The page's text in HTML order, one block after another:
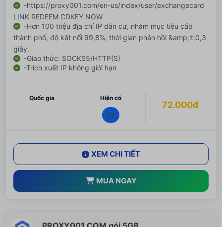
-https://proxy001.com/en-us/index/user/exchangecard
LINK REDEEM CDKEY NOW
-Hơn 100 triệu địa chỉ IP dân cư, nhắm mục tiêu cấp
thành phố, độ kết nối 99,8%, thời gian phản hồi &amp;lt;0,3
giây.
-Giao thức: SOCKS5/HTTP(S)
-Trích xuất IP không giới hạn
Quốc gia Hiện có
27
72.000đ
XEM CHI TIẾT
MUA NGAY